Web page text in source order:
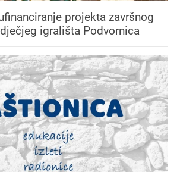
projekta završnog
igrališta Podvornica